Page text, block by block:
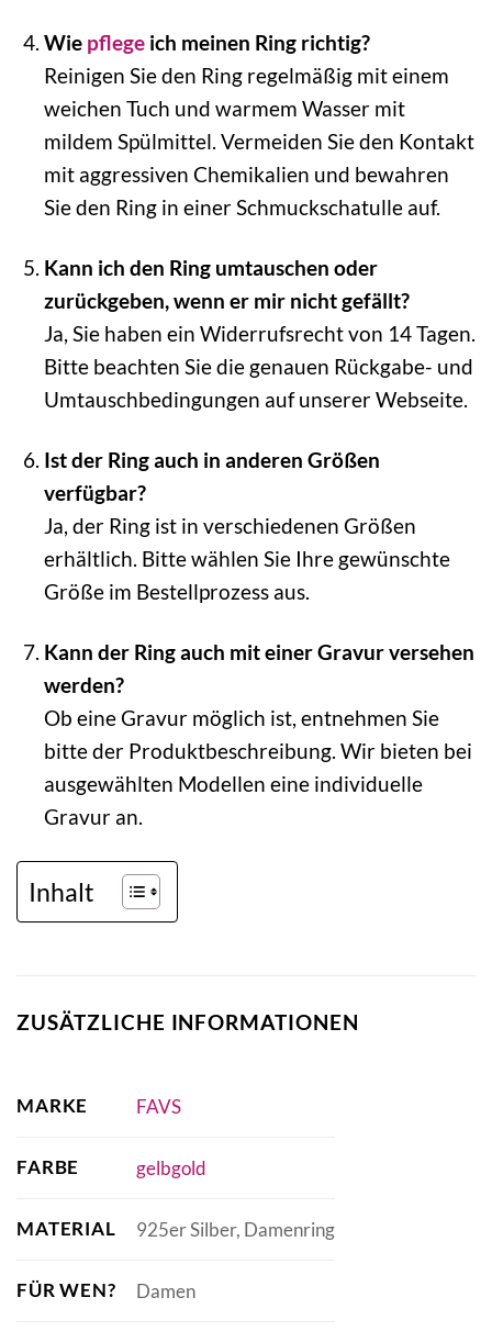
Wie pflegeich meinen Ring richtig?
Reinigen Sie den Ring regelmäßig mit einem
weichen Tuch und warmem Wasser mit
mildem Spülmittel. Vermeiden Sie den Kontakt
mit aggressiven Chemikalien und bewahren
Sie den Ring in einer Schmuckschatulle auf.
Kann ich den Ring umtauschen oder
zurückgeben, wenn er mir nicht gefällt?
Ja, Sie haben ein Widerrufsrecht von 14 Tagen.
Bitte beachten Sie die genauen Rückgabe- und
Umtauschbedingungen auf unserer Webseite.
Ist der Ring auch in anderen Größen
verfügbar?
Ja, der Ring ist in verschiedenen Größen
erhältlich. Bitte wählen Sie Ihre gewünschte
Größe im Bestellprozess aus.
Kann der Ring auch mit einer Gravur versehen
werden?
Ob eine Gravur möglich ist, entnehmen Sie
bitte der Produktbeschreibung. Wir bieten bei
ausgewählten Modellen eine individuelle
Gravur an.
Inhalt
ZUSÄTZLICHE INFORMATIONEN
MARKE FAVS
FARBE gelbgold
MATERIAL 925er Silber, Damenring
FÜR WEN? Damen